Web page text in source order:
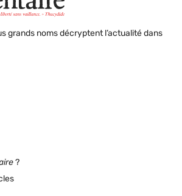
grands noms décryptent l’actualité dans
?